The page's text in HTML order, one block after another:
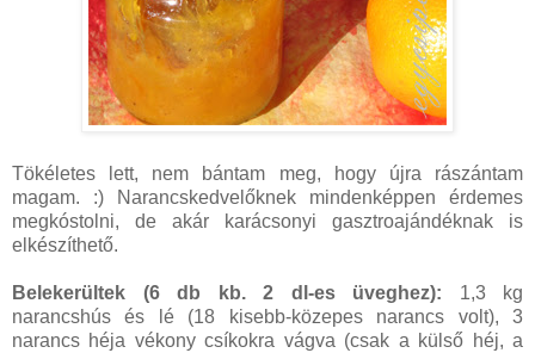
Tökéletes lett, nem bántam meg, hogy újra rászántam
magam. :) Narancskedvelőknek mindenképpen érdemes
megkóstolni, de akár karácsonyi gasztroajándéknak is
elkészíthető.
Belekerültek (6 db kb. 2 dl-es üveghez): 1,3 kg
narancshús és lé (18 kisebb-közepes narancs volt), 3
narancs héja vékony csíkokra vágva (csak a külső héj, a